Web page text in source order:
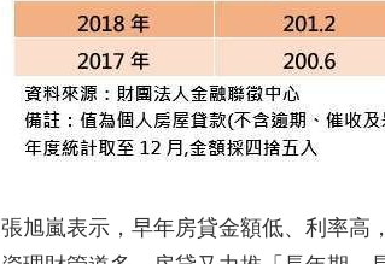
張旭嵐表示，早年房貸金額低、利率高